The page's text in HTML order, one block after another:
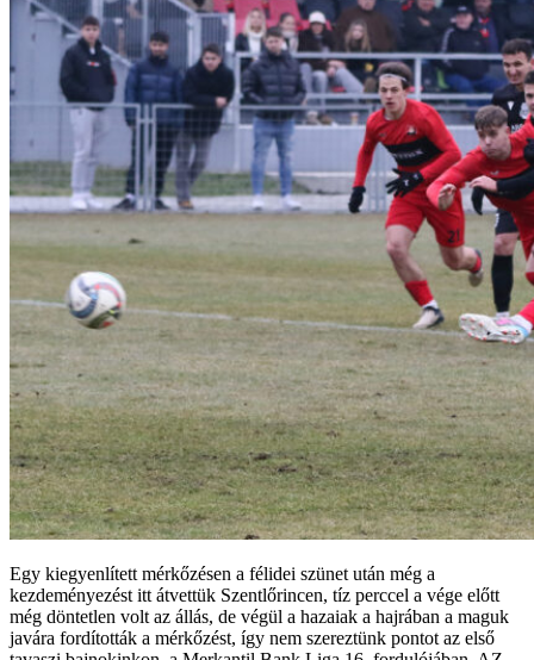
Egy kiegyenlített mérkőzésen a félidei szünet után még a
kezdeményezést itt átvettük Szentlőrincen, tíz perccel a vége előtt
még döntetlen volt az állás, de végül a hazaiak a hajrában a maguk
javára fordították a mérkőzést, így nem szereztünk pontot az első